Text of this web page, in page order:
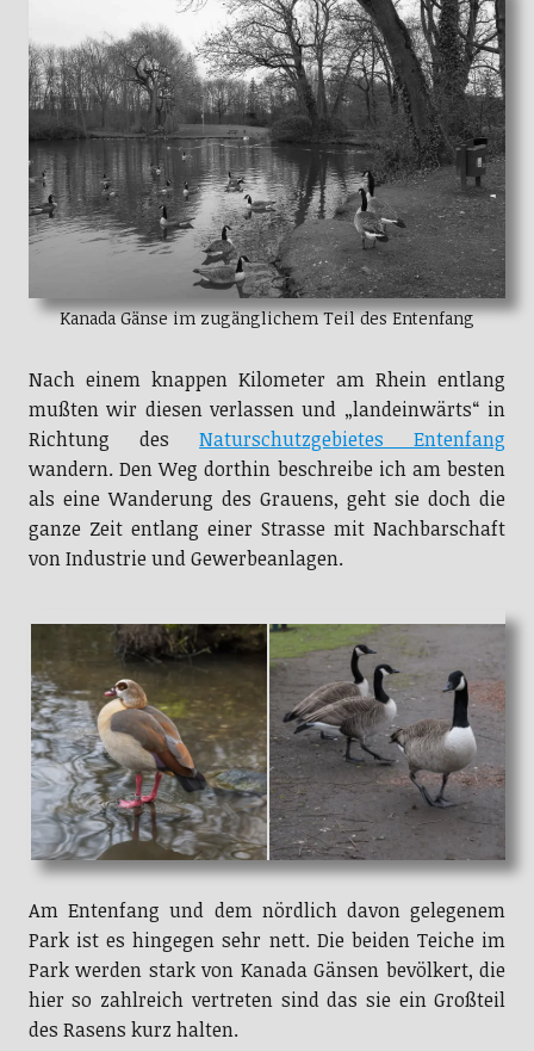
Kanada Gänse im zugänglichem Teil des Entenfang
Nach einem knappen Kilometer am Rhein entlang
mußten wir diesen verlassen und „landeinwärts“ in
Richtung desNaturschutzgebietes Entenfang
wandern. Den Weg dorthin beschreibe ich am besten
als eine Wanderung des Grauens, geht sie doch die
ganze Zeit entlang einer Strasse mit Nachbarschaft
von Industrie und Gewerbeanlagen.
Am Entenfang und dem nördlich davon gelegenem
Park ist es hingegen sehr nett. Die beiden Teiche im
Park werden stark von Kanada Gänsen bevölkert, die
hier so zahlreich vertreten sind das sie ein Großteil
des Rasens kurz halten.